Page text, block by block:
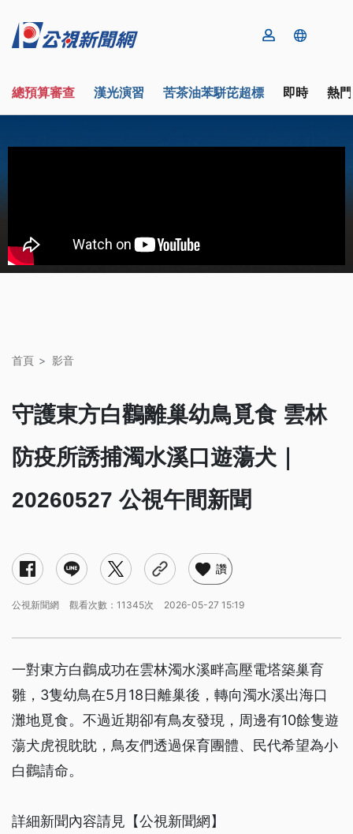
總預算審查 漢光演習 苦茶油苯駢芘超標 即時 熱
首頁 影音
守護東方白鸛離巢幼鳥覓食 雲林
防疫所誘捕濁水溪口遊蕩犬｜
20260527 公視午間新聞
讚
公視新聞網 觀看次數：11345次 2026-05-27 15:19
一對東方白鸛成功在雲林濁水溪畔高壓電塔築巢育
雛，3隻幼鳥在5月18日離巢後，轉向濁水溪出海口
灘地覓食。不過近期卻有鳥友發現，周邊有10餘隻遊
蕩犬虎視眈眈，鳥友們透過保育團體、民代希望為小
白鸛請命。
詳細新聞內容請見【公視新聞網】